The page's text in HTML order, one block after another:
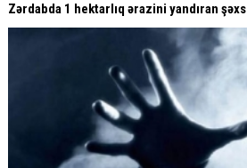
Zərdabda 1 hektarlıq ərazini yandıran şəxs